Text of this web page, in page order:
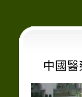
中國